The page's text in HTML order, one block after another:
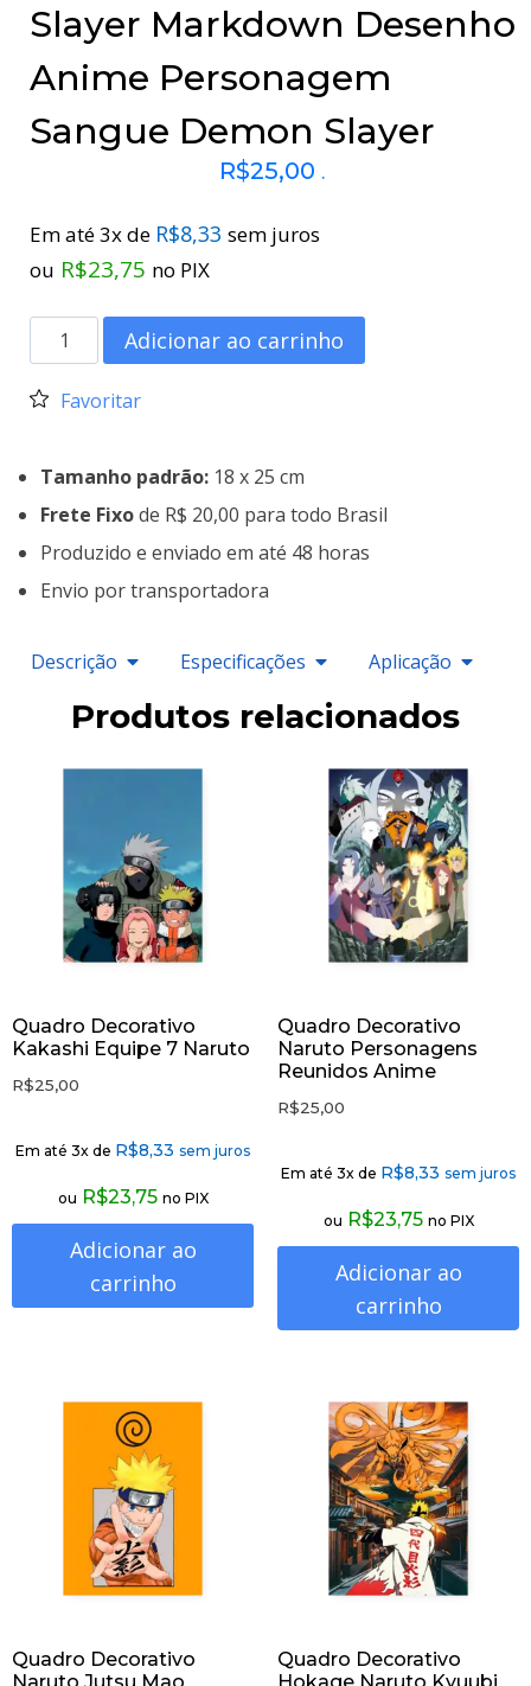
Slayer Markdown Desenho
Anime Personagem
Sangue Demon Slayer
R$25,00 .
Em até 3x de R$8,33 sem juros
ou R$23,75 no PIX
Adicionar ao carrinho
Favoritar
Tamanho padrão: 18 x 25 cm
Frete Fixode R$ 20,00 para todo Brasil
Produzido e enviado em até 48 horas
Envio por transportadora
Descrição Especificações Aplicação
Produtos relacionados
Quadro Decorativo
Kakashi Equipe 7 Naruto
R$25,00
Em até 3x de R$8,33 sem juros
ou R$23,75 no PIX
Adicionar ao
carrinho
Quadro Decorativo
Naruto Personagens
Reunidos Anime
R$25,00
Em até 3x de R$8,33 sem juros
ou R$23,75 no PIX
Adicionar ao
carrinho
Quadro Decorativo
Quadro Decorativo